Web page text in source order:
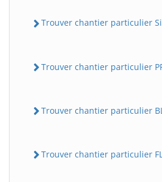
Trouver chantier particulier
Trouver chantier particulier
Trouver chantier particulier
Trouver chantier particulier